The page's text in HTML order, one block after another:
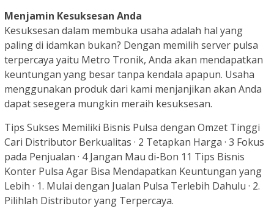
Menjamin Kesuksesan Anda
Kesuksesan dalam membuka usaha adalah hal yang
paling di idamkan bukan? Dengan memilih server pulsa
terpercaya yaitu Metro Tronik, Anda akan mendapatkan
keuntungan yang besar tanpa kendala apapun. Usaha
menggunakan produk dari kami menjanjikan akan Anda
dapat sesegera mungkin meraih kesuksesan.
Tips Sukses Memiliki Bisnis Pulsa dengan Omzet Tinggi
Cari Distributor Berkualitas · 2 Tetapkan Harga · 3 Fokus
pada Penjualan · 4 Jangan Mau di-Bon 11 Tips Bisnis
Konter Pulsa Agar Bisa Mendapatkan Keuntungan yang
Lebih · 1. Mulai dengan Jualan Pulsa Terlebih Dahulu · 2.
Pilihlah Distributor yang Terpercaya.